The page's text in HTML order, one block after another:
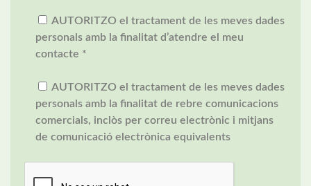
AUTORITZO el tractament de les meves dades
personals amb la finalitat d’atendre el meu
contacte *
AUTORITZO el tractament de les meves dades
personals amb la finalitat de rebre comunicacions
comercials, inclòs per correu electrònic i mitjans
de comunicació electrònica equivalents